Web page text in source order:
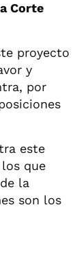
Corte
proyecto
y
por
este
que
la
son los